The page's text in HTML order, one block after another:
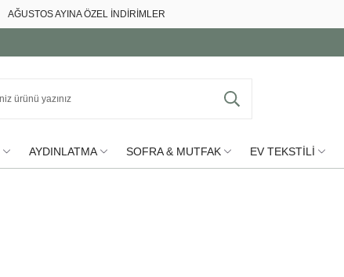
AĞUSTOS AYINA ÖZEL İNDİRİMLER
AYDINLATMA SOFRA & MUTFAK EV TEKSTİLİ